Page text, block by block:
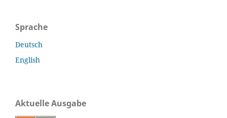
Sprache
Deutsch
English
Aktuelle Ausgabe